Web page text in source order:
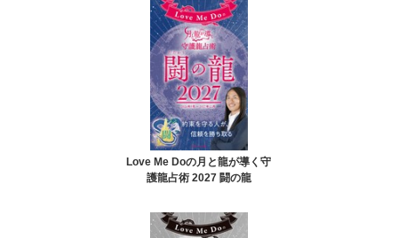
Love Me Doの月と龍が導く守
護龍占術 2027 闘の龍